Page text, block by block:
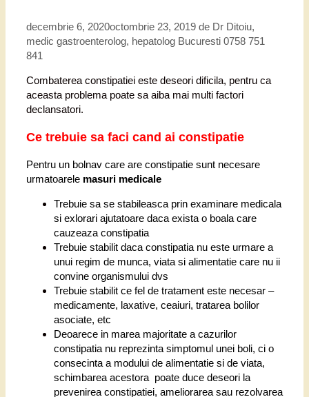
decembrie 6, 2020octombrie 23, 2019 de Dr Ditoiu,
medic gastroenterolog, hepatolog Bucuresti 0758 751
841
Combaterea constipatiei este deseori dificila, pentru ca
aceasta problema poate sa aiba mai multi factori
declansatori.
Ce trebuie sa faci cand ai constipatie
Pentru un bolnav care are constipatie sunt necesare
urmatoarele masuri medicale
Trebuie sa se stabileasca prin examinare medicala
si exlorari ajutatoare daca exista o boala care
cauzeaza constipatia
Trebuie stabilit daca constipatia nu este urmare a
unui regim de munca, viata si alimentatie care nu ii
convine organismului dvs
Trebuie stabilit ce fel de tratament este necesar –
medicamente, laxative, ceaiuri, tratarea bolilor
asociate, etc
Deoarece in marea majoritate a cazurilor
constipatia nu reprezinta simptomul unei boli, ci o
consecinta a modului de alimentatie si de viata,
schimbarea acestora poate duce deseori la
prevenirea constipatiei, ameliorarea sau rezolvarea